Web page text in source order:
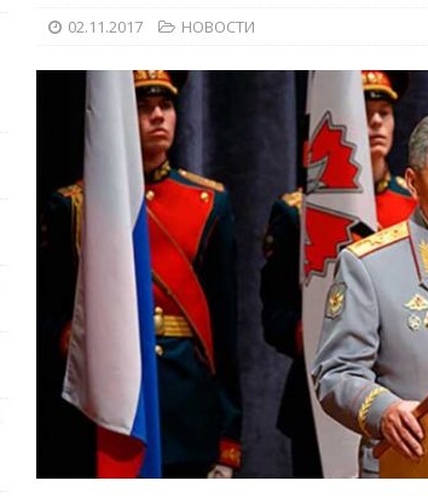
02.11.2017 НОВОСТИ